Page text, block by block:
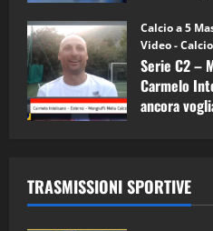
Calcio a 5
Video -
Serie C2 –
Carmelo
ancora
TRASMISSIONI SPORTIVE
1
(Martedi 05
08/05/
2 28/04/2026